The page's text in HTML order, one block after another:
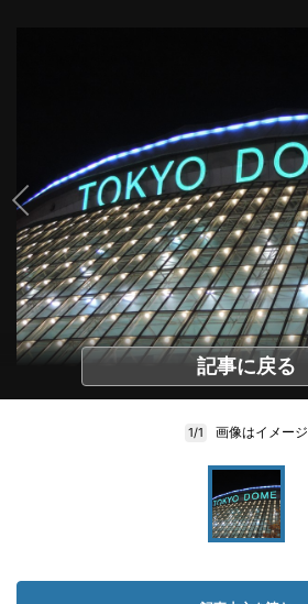
記事に戻る
1/1 画像はイメージ